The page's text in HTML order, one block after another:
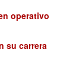
operativo
su carrera